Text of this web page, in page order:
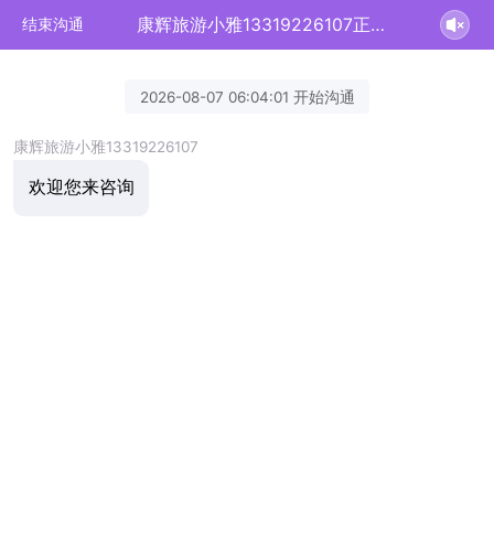
结束沟通 康辉旅游小雅13319226107正在为您服务
2026-08-07 06:04:01 开始沟通
康辉旅游小雅13319226107
欢迎您来咨询